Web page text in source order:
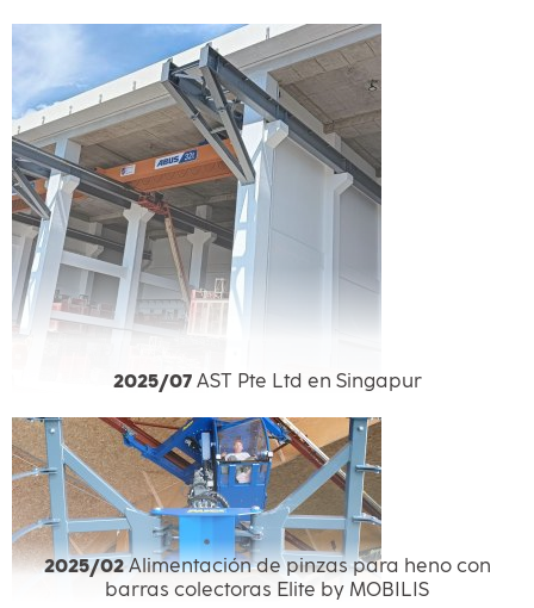
2025/07AST Pte Ltd en Singapur
2025/02Alimentación de pinzas para heno con
barras colectoras Elite by MOBILIS